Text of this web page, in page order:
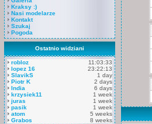
Kraksy :)
Nasi modelarze
Kontakt
Szukaj
Pogoda
Ostatnio widziani
robloz
11:03:33
lopez 16
23:22:13
SlavikS
1 day
Piotr K
2 days
India
6 days
krzysiek11
1 week
juras
1 week
pasik
1 week
atom
5 weeks
Grabos
8 weeks